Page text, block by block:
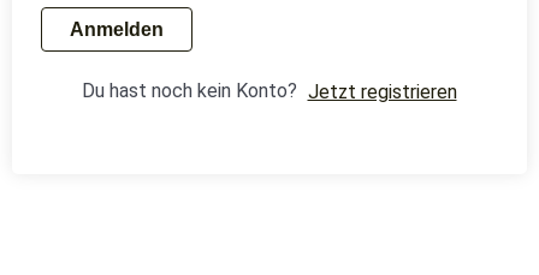
Anmelden
Du hast noch kein Konto? Jetzt registrieren